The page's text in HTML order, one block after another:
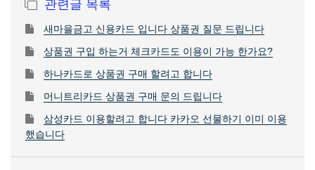
관련글 목록
새마을금고 신용카드 입니다 상품권 질문 드립니다
상품권 구입 하는거 체크카드도 이용이 가능 한가요?
하나카드로 상품권 구매 할려고 합니다
머니트리카드 상품권 구매 문의 드립니다
삼성카드 이용할려고 합니다 카카오 선물하기 이미 이용
했습니다